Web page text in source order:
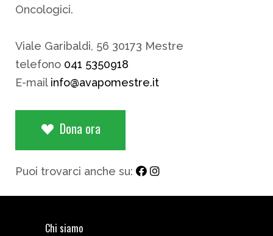
Oncologici.
Viale Garibaldi, 56 30173 Mestre
telefono 041 5350918
E-mail info@avapomestre.it
Dona ora
Puoi trovarci anche su:
Chi siamo